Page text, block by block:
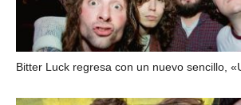
Bitter Luck regresa con un nuevo sencillo,